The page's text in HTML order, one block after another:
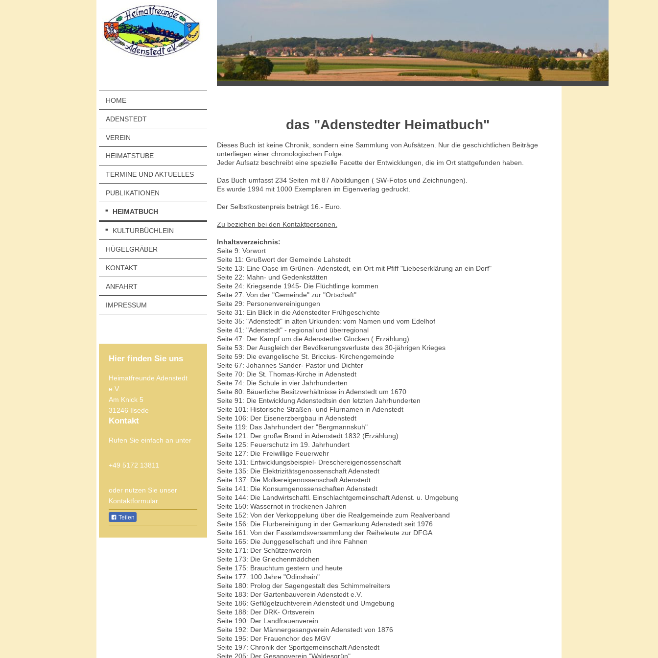
HOME
ADENSTEDT
VEREIN
HEIMATSTUBE
TERMINE UND AKTUELLES
PUBLIKATIONEN
HEIMATBUCH
KULTURBÜCHLEIN
HÜGELGRÄBER
KONTAKT
ANFAHRT
IMPRESSUM
Hier finden Sie uns
Heimatfreunde Adenstedt
e.V.
Am Knick 5
31246 Ilsede
Kontakt
Rufen Sie einfach an unter
+49 5172 13811
oder nutzen Sie unser
Kontaktformular.
Teilen
das "Adenstedter Heimatbuch"
Dieses Buch ist keine Chronik, sondern eine Sammlung von Aufsätzen. Nur die geschichtlichen Beiträge
unterliegen einer chronologischen Folge.
Jeder Aufsatz beschreibt eine spezielle Facette der Entwicklungen, die im Ort stattgefunden haben.
Das Buch umfasst 234 Seiten mit 87 Abbildungen ( SW-Fotos und Zeichnungen).
Es wurde 1994 mit 1000 Exemplaren im Eigenverlag gedruckt.
Der Selbstkostenpreis beträgt 16.- Euro.
Zu beziehen bei den Kontaktpersonen.
Inhaltsverzeichnis:
Seite 9: Vorwort
Seite 11: Grußwort der Gemeinde Lahstedt
Seite 13: Eine Oase im Grünen- Adenstedt, ein Ort mit Pfiff "Liebeserklärung an ein Dorf"
Seite 22: Mahn- und Gedenkstätten
Seite 24: Kriegsende 1945- Die Flüchtlinge kommen
Seite 27: Von der "Gemeinde" zur "Ortschaft"
Seite 29: Personenvereinigungen
Seite 31: Ein Blick in die Adenstedter Frühgeschichte
Seite 35: "Adenstedt" in alten Urkunden: vom Namen und vom Edelhof
Seite 41: "Adenstedt" - regional und überregional
Seite 47: Der Kampf um die Adenstedter Glocken ( Erzählung)
Seite 53: Der Ausgleich der Bevölkerungsverluste des 30-jährigen Krieges
Seite 59: Die evangelische St. Briccius- Kirchengemeinde
Seite 67: Johannes Sander- Pastor und Dichter
Seite 70: Die St. Thomas-Kirche in Adenstedt
Seite 74: Die Schule in vier Jahrhunderten
Seite 80: Bäuerliche Besitzverhältnisse in Adenstedt um 1670
Seite 91: Die Entwicklung Adenstedtsin den letzten Jahrhunderten
Seite 101: Historische Straßen- und Flurnamen in Adenstedt
Seite 106: Der Eisenerzbergbau in Adenstedt
Seite 119: Das Jahrhundert der "Bergmannskuh"
Seite 121: Der große Brand in Adenstedt 1832 (Erzählung)
Seite 125: Feuerschutz im 19. Jahrhundert
Seite 127: Die Freiwillige Feuerwehr
Seite 131: Entwicklungsbeispiel- Dreschereigenossenschaft
Seite 135: Die Elektrizitätsgenossenschaft Adenstedt
Seite 137: Die Molkereigenossenschaft Adenstedt
Seite 141: Die Konsumgenossenschaften Adenstedt
Seite 144: Die Landwirtschaftl. Einschlachtgemeinschaft Adenst. u. Umgebung
Seite 150: Wassernot in trockenen Jahren
Seite 152: Von der Verkoppelung über die Realgemeinde zum Realverband
Seite 156: Die Flurbereinigung in der Gemarkung Adenstedt seit 1976
Seite 161: Von der Fasslamdsversammlung der Reiheleute zur DFGA
Seite 165: Die Junggesellschaft und ihre Fahnen
Seite 171: Der Schützenverein
Seite 173: Die Griechenmädchen
Seite 175: Brauchtum gestern und heute
Seite 177: 100 Jahre "Odinshain"
Seite 180: Prolog der Sagengestalt des Schimmelreiters
Seite 183: Der Gartenbauverein Adenstedt e.V.
Seite 186: Geflügelzuchtverein Adenstedt und Umgebung
Seite 188: Der DRK- Ortsverein
Seite 190: Der Landfrauenverein
Seite 192: Der Männergesangverein Adenstedt von 1876
Seite 195: Der Frauenchor des MGV
Seite 197: Chronik der Sportgemeinschaft Adenstedt
Seite 205: Der Gesangverein "Waldesgrün"